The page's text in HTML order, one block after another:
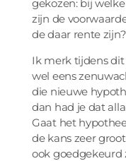
gekozen: bij
zijn de
de daar rente zijn?
Ik merk tijdens
wel eens
die nieuwe
dan had je dat
Gaat het
de kans zeer
ook goedgekeurd